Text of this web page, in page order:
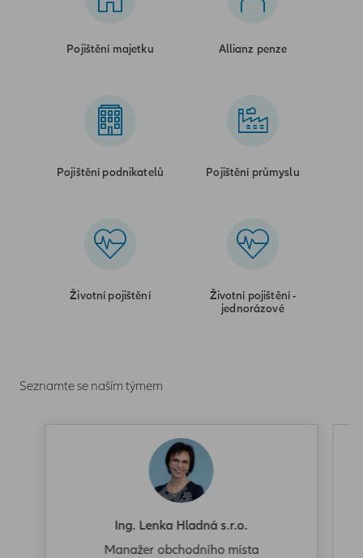
Pojištění majetku Allianz penze
Pojištění podnikatelů Pojištění průmyslu
Životní pojištění
Životní pojištění -
jednorázové
Seznamte se naším týmem
Ing. Lenka Hladná s.r.o.
Manažer obchodního místa